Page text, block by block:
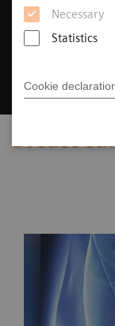
Necessary
Statistics
Cookie
Breast